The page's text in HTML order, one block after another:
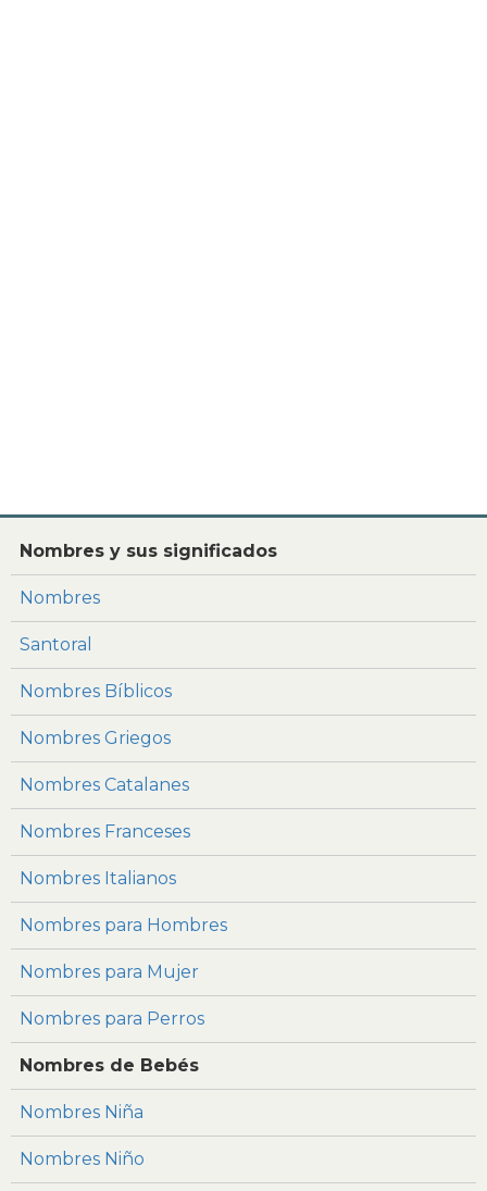
Nombres y sus significados
Nombres
Santoral
Nombres Bíblicos
Nombres Griegos
Nombres Catalanes
Nombres Franceses
Nombres Italianos
Nombres para Hombres
Nombres para Mujer
Nombres para Perros
Nombres de Bebés
Nombres Niña
Nombres Niño